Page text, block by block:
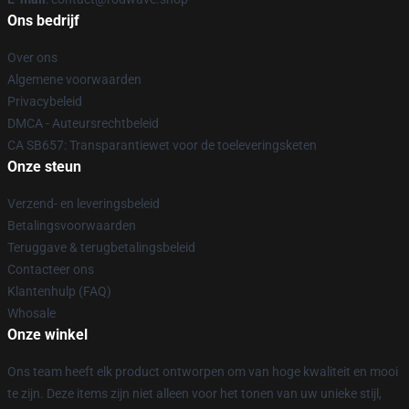
Ons bedrijf
Over ons
Algemene voorwaarden
Privacybeleid
DMCA - Auteursrechtbeleid
CA SB657: Transparantiewet voor de toeleveringsketen
Onze steun
Verzend- en leveringsbeleid
Betalingsvoorwaarden
Teruggave & terugbetalingsbeleid
Contacteer ons
Klantenhulp (FAQ)
Whosale
Onze winkel
Ons team heeft elk product ontworpen om van hoge kwaliteit en mooi
te zijn. Deze items zijn niet alleen voor het tonen van uw unieke stijl,